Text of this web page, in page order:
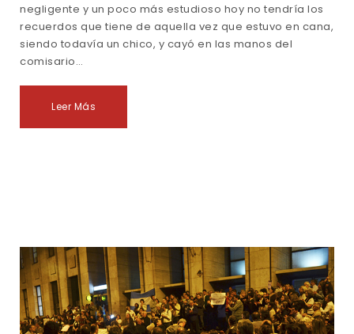
negligente y un poco más estudioso hoy no tendría los
recuerdos que tiene de aquella vez que estuvo en cana,
siendo todavía un chico, y cayó en las manos del
comisario…
Leer Más